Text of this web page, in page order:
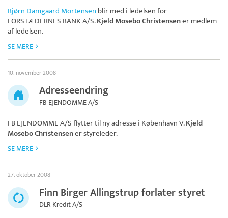
Bjørn Damgaard Mortensen blir med i ledelsen for
FORSTÆDERNES BANK A/S.Kjeld Mosebo Christensener medlem
af ledelsen.
SE MERE
10. november 2008
Adresseendring
FB EJENDOMME A/S
FB EJENDOMME A/Sflytter til ny adresse i København V.Kjeld
Mosebo Christensener styreleder.
SE MERE
27. oktober 2008
Finn Birger Allingstrup forlater styret
DLR Kredit A/S